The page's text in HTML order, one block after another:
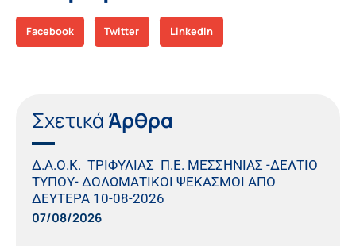
Facebook Twitter LinkedIn
Σχετικά Άρθρα
Δ.Α.Ο.Κ. ΤΡΙΦΥΛΙΑΣ Π.Ε. ΜΕΣΣΗΝΙΑΣ -ΔΕΛΤΙΟ
ΤΥΠΟΥ- ΔΟΛΩΜΑΤΙΚΟΙ ΨΕΚΑΣΜΟΙ ΑΠΟ
ΔΕΥΤΕΡΑ 10-08-2026
07/08/2026